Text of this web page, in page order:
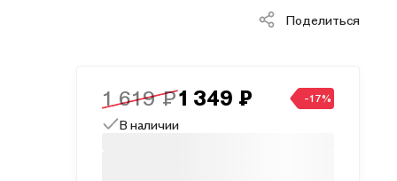
Поделиться
1 619 ₽1 349 ₽ -17%
В наличии